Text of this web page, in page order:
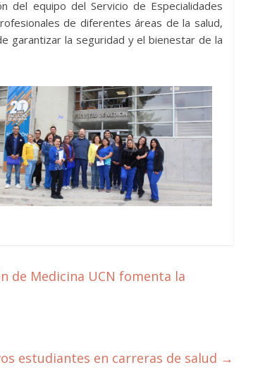
del equipo del Servicio de Especialidades
de diferentes áreas de la salud,
garantizar la seguridad y el bienestar de la
de Medicina UCN fomenta la
estudiantes en carreras de salud →